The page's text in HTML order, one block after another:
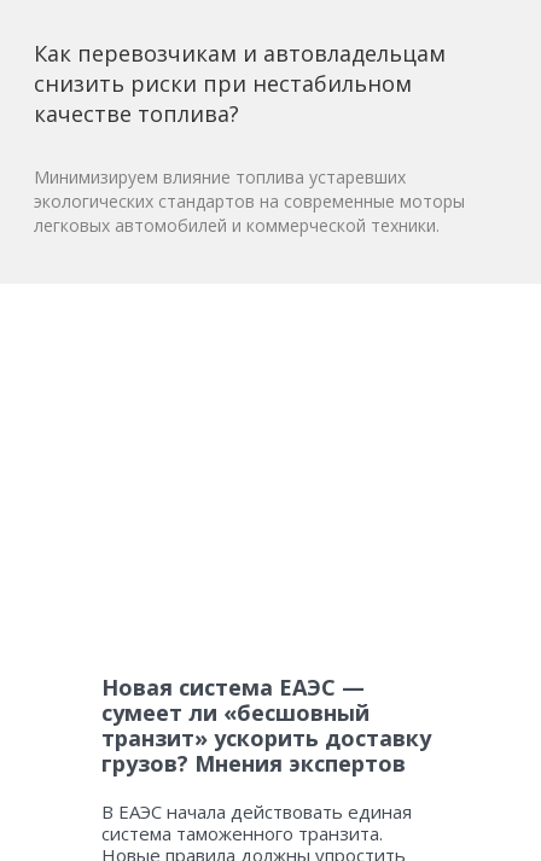
Как перевозчикам и автовладельцам
снизить риски при нестабильном
качестве топлива?
Минимизируем влияние топлива устаревших
экологических стандартов на современные моторы
легковых автомобилей и коммерческой техники.
Новая система ЕАЭС —
сумеет ли «бесшовный
транзит» ускорить доставку
грузов? Мнения экспертов
В ЕАЭС начала действовать единая
система таможенного транзита.
Новые правила должны упростить